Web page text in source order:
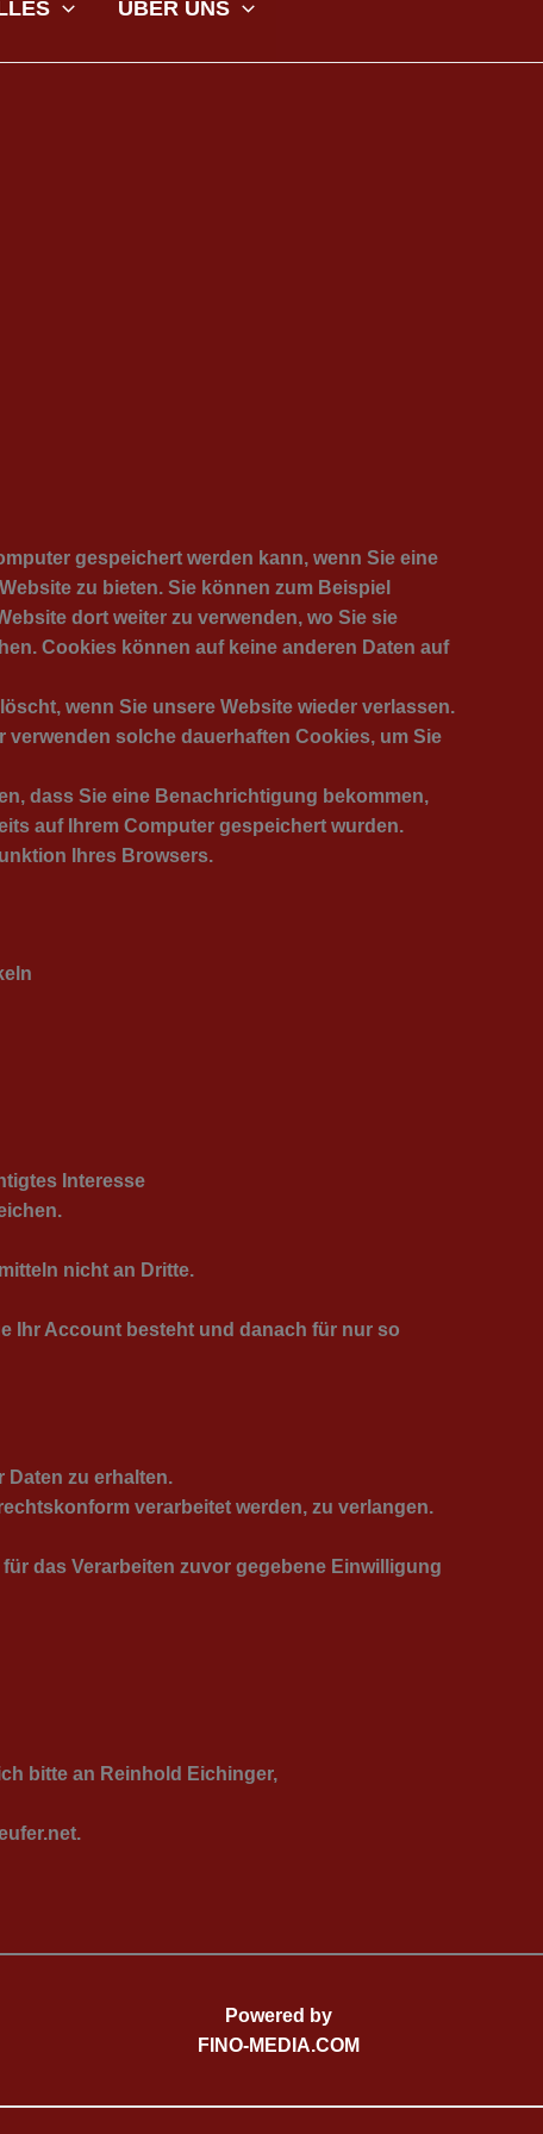
ÜBER UNS
gespeichert werden kann, wenn Sie eine
zu bieten. Sie können zum Beispiel
dort weiter zu verwenden, wo Sie sie
Cookies können auf keine anderen Daten auf
wenn Sie unsere Website wieder verlassen.
verwenden solche dauerhaften Cookies, um Sie
dass Sie eine Benachrichtigung bekommen,
auf Ihrem Computer gespeichert wurden.
Ihres Browsers.
Interesse
nicht an Dritte.
Ihr Account besteht und danach für nur so
zu erhalten.
verarbeitet werden, zu verlangen.
das Verarbeiten zuvor gegebene Einwilligung
bitte an Reinhold Eichinger,
Powered by
FINO-MEDIA.COM